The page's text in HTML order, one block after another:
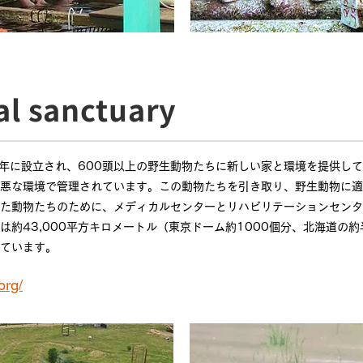
sanctuary
に設立され、600頭以上の野生動物たちに新しい家と環境を提供し
な環境で管理されています。この動物たちを引き取り、野生動物に
動物たちのために、メディカルセンターとリハビリテーションセン
約43,000平方キロメートル（東京ドーム約1000個分、北海道の約
います。